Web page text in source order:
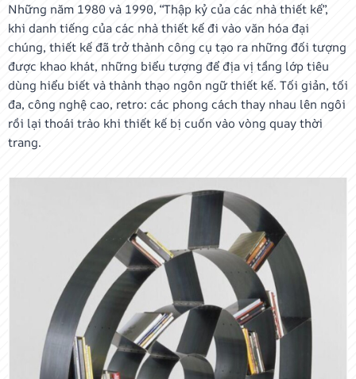
Những năm 1980 và 1990, “Thập kỷ của các nhà thiết kế”,
khi danh tiếng của các nhà thiết kế đi vào văn hóa đại
chúng, thiết kế đã trở thành công cụ tạo ra những đối tượng
được khao khát, những biểu tượng để địa vị tầng lớp tiêu
dùng hiểu biết và thành thạo ngôn ngữ thiết kế. Tối giản, tối
đa, công nghệ cao, retro: các phong cách thay nhau lên ngôi
rồi lại thoái trào khi thiết kế bị cuốn vào vòng quay thời
trang.